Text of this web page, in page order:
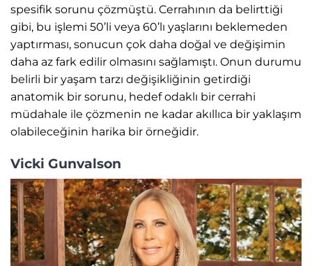
spesifik sorunu çözmüştü. Cerrahının da belirttiği
gibi, bu işlemi 50’li veya 60’lı yaşlarını beklemeden
yaptırması, sonucun çok daha doğal ve değişimin
daha az fark edilir olmasını sağlamıştı. Onun durumu
belirli bir yaşam tarzı değişikliğinin getirdiği
anatomik bir sorunu, hedef odaklı bir cerrahi
müdahale ile çözmenin ne kadar akıllıca bir yaklaşım
olabileceğinin harika bir örneğidir.
Vicki Gunvalson